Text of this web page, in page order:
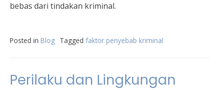
bebas dari tindakan kriminal.
Posted in Blog Tagged faktor penyebab kriminal
Perilaku dan Lingkungan